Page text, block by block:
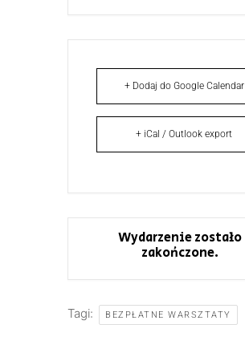
+ Dodaj do Google Calendar
+ iCal / Outlook export
Wydarzenie zostało
zakończone.
Tagi: BEZPŁATNE WARSZTATY